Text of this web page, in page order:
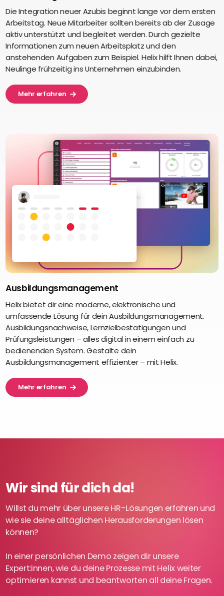
Die Integration neuer Azubis beginnt lange vor dem ersten
Arbeitstag. Neue Mitarbeiter sollten bereits ab der Zusage
aktiv unterstützt und begleitet werden. Durch gezielte
Informationen zum neuen Arbeitsplatz und den
anstehenden Aufgaben zum Beispiel. Helix hilft Ihnen dabei,
Neulinge frühzeitig ins Unternehmen einzubinden.
Mehr erfahren
Ausbildungsmanagement
Helix bietet dir eine moderne, elektronische und
umfassende Lösung für dein Ausbildungsmanagement.
Ausbildungsnachweise, Lernzielbestätigungen und
Prüfungsleistungen – alles digital in einem einfach zu
bedienenden System. Gestalte dein
Ausbildungsmanagement effizienter – mit Helix.
Mehr erfahren
Wir sind für dich da!
Willst du mehr über unsere HR-Lösungen erfahren und
wie sie deine alltäglichen Herausforderungen lösen
können?
In einer persönlichen Demo zeigen dir unsere
Expert:innen, wie du deine Prozesse mit Helix weiter
optimieren kannst und beantworten all deine Fragen.